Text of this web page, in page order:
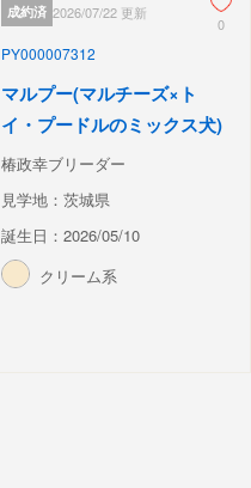
成約済 2026/07/22 更新
0
PY000007312
マルプー(マルチーズ×ト
イ・プードルのミックス犬)
椿政幸ブリーダー
見学地：茨城県
誕生日：2026/05/10
クリーム系